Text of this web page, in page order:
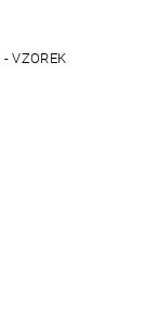
- VZOREK